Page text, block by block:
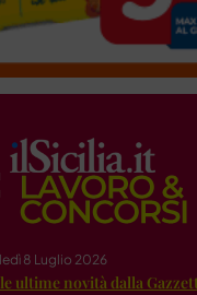
8 Luglio 2026
ultime novità dalla